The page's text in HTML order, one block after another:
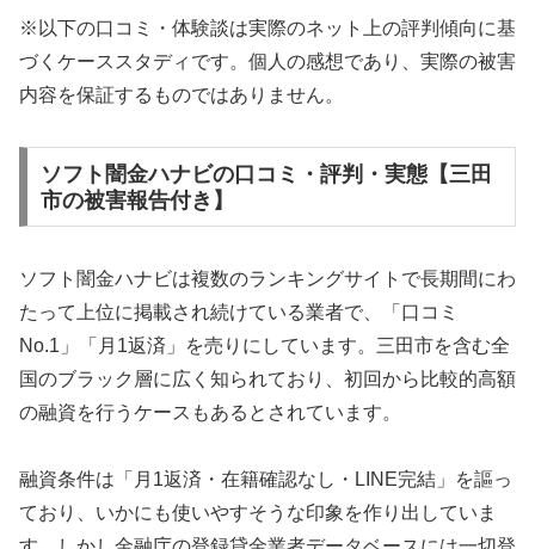
※以下の口コミ・体験談は実際のネット上の評判傾向に基
づくケーススタディです。個人の感想であり、実際の被害
内容を保証するものではありません。
ソフト闇金ハナビの口コミ・評判・実態【三田
市の被害報告付き】
ソフト闇金ハナビは複数のランキングサイトで長期間にわ
たって上位に掲載され続けている業者で、「口コミ
No.1」「月1返済」を売りにしています。三田市を含む全
国のブラック層に広く知られており、初回から比較的高額
の融資を行うケースもあるとされています。
融資条件は「月1返済・在籍確認なし・LINE完結」を謳っ
ており、いかにも使いやすそうな印象を作り出していま